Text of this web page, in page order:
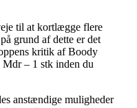
til at kortlægge flere
grund af dette er det
kritik af Boody
– 1 stk inden du
anstændige muligheder